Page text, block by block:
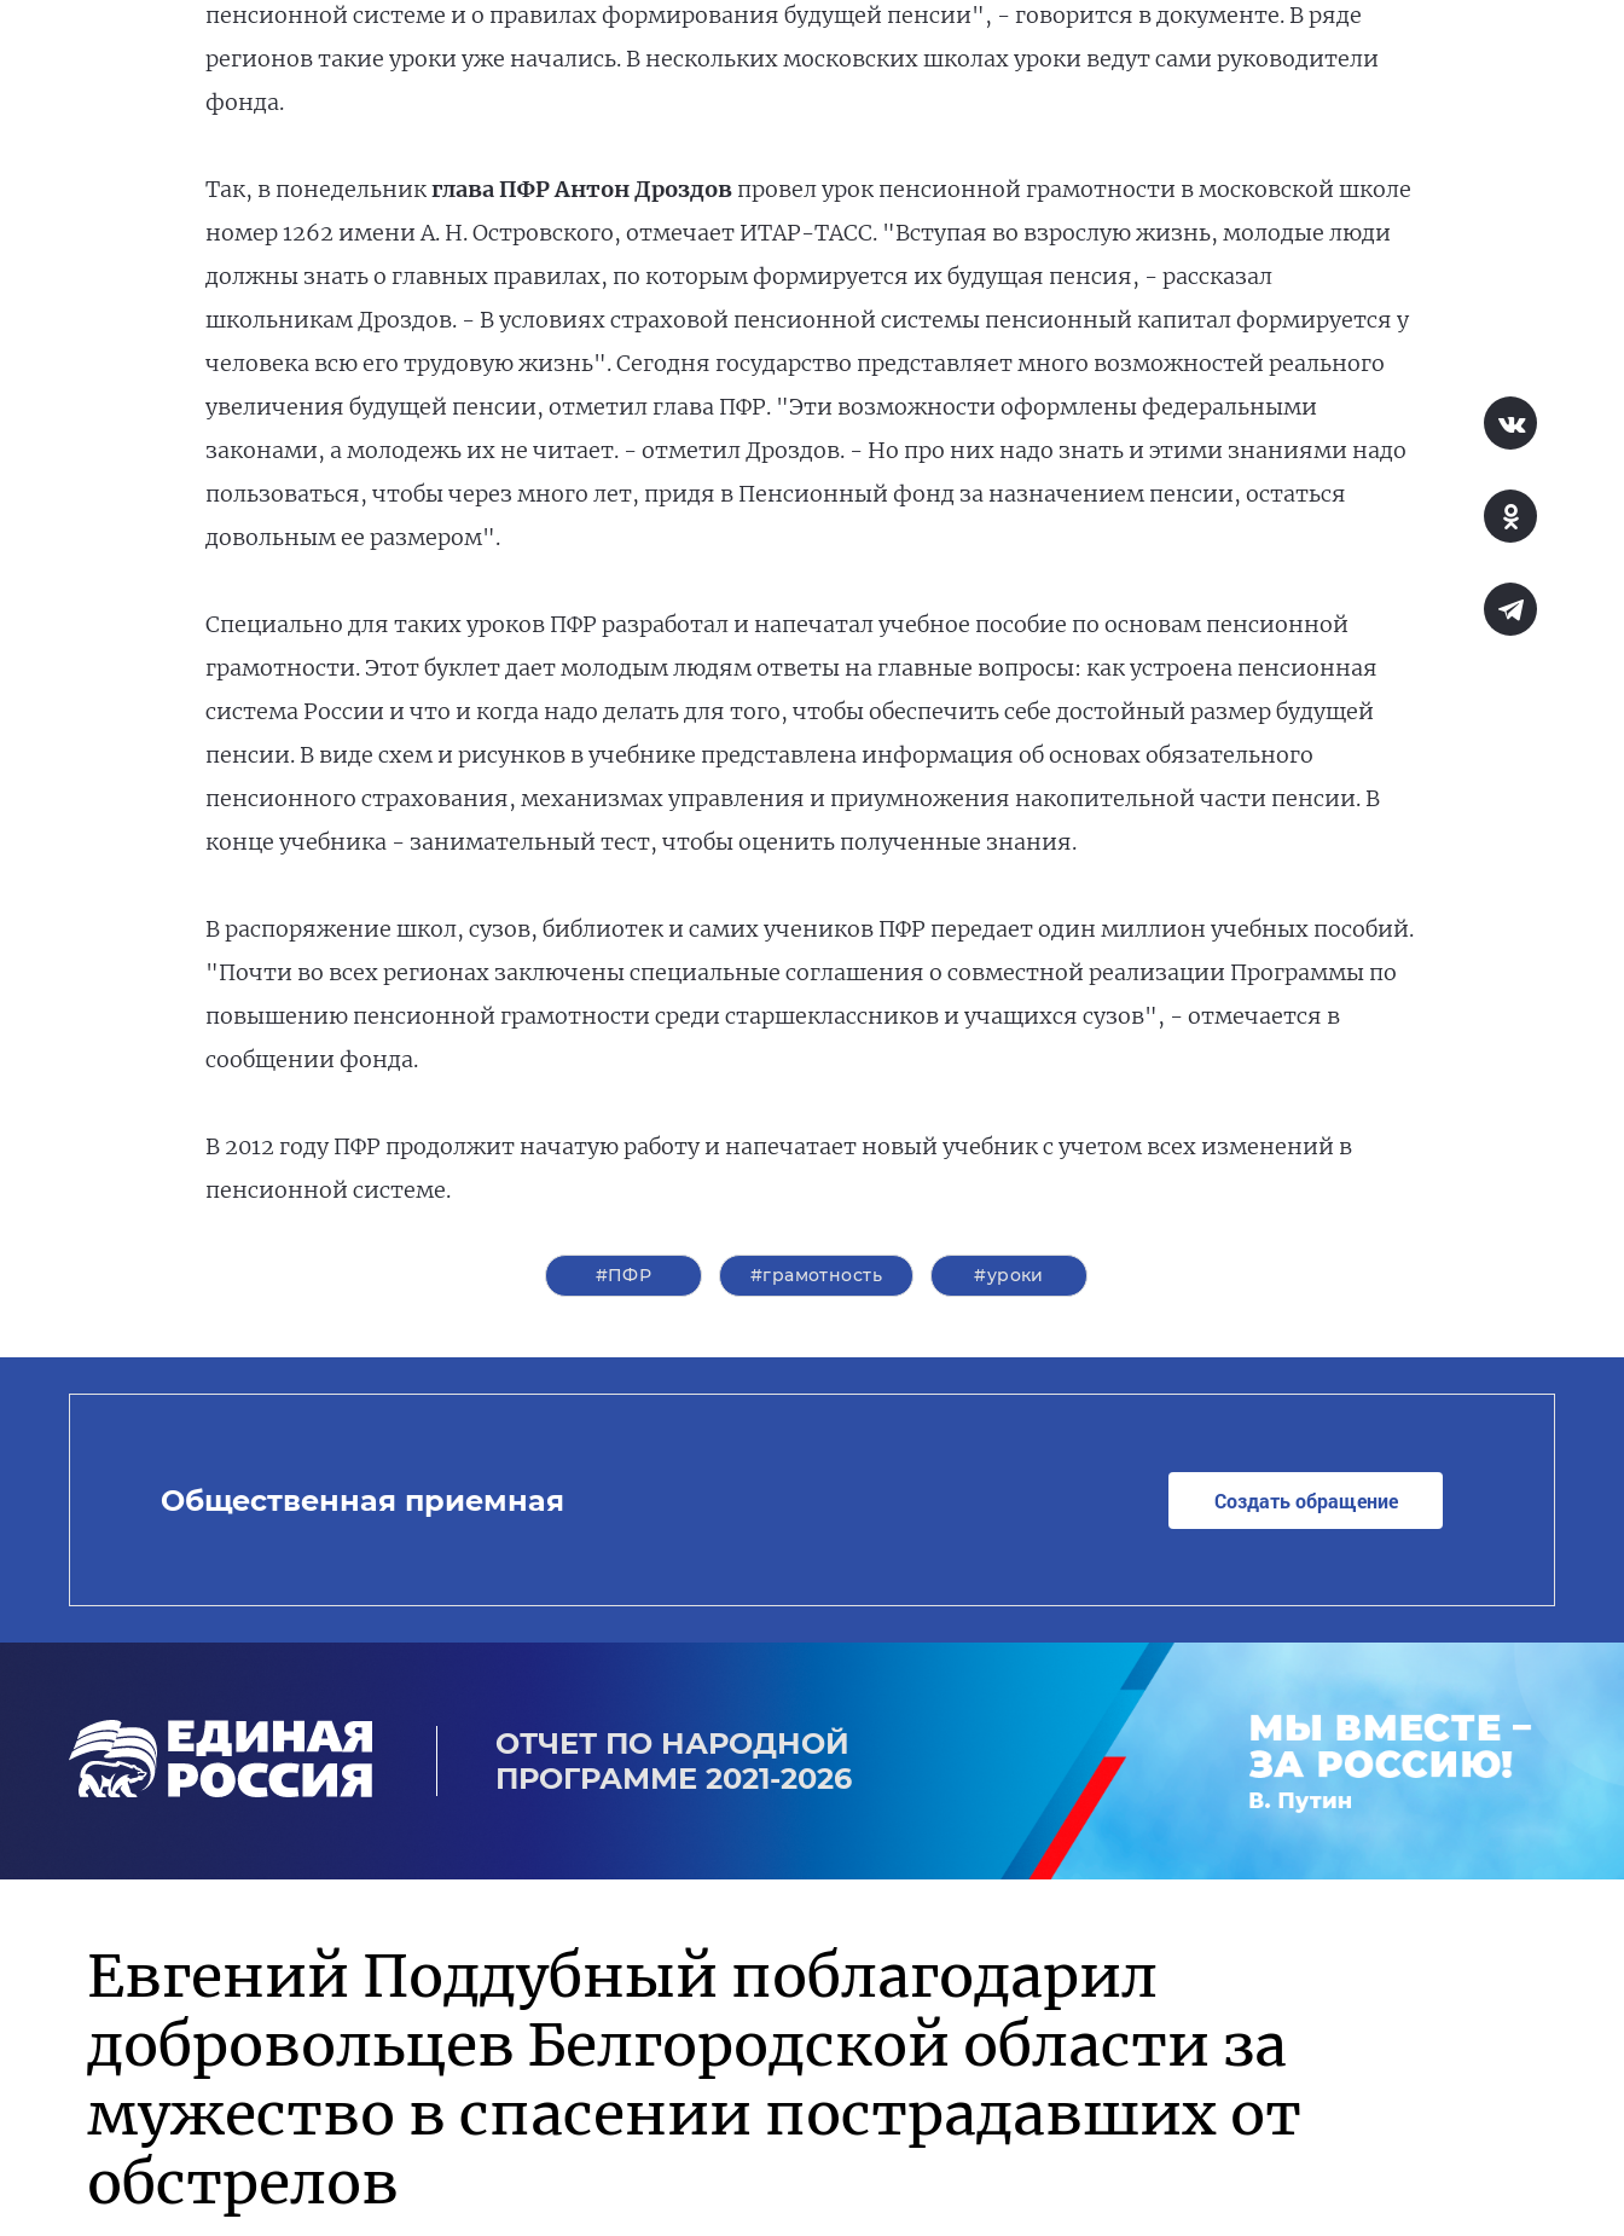
пенсионной системе и о правилах формирования будущей пенсии", - говорится в документе. В ряде
регионов такие уроки уже начались. В нескольких московских школах уроки ведут сами руководители
фонда.
Так, в понедельникглава ПФР Антон Дроздовпровел урок пенсионной грамотности в московской школе
номер 1262 имени А. Н. Островского, отмечает ИТАР-ТАСС. "Вступая во взрослую жизнь, молодые люди
должны знать о главных правилах, по которым формируется их будущая пенсия, - рассказал
школьникам Дроздов. - В условиях страховой пенсионной системы пенсионный капитал формируется у
человека всю его трудовую жизнь". Сегодня государство представляет много возможностей реального
увеличения будущей пенсии, отметил глава ПФР. "Эти возможности оформлены федеральными
законами, а молодежь их не читает. - отметил Дроздов. - Но про них надо знать и этими знаниями надо
пользоваться, чтобы через много лет, придя в Пенсионный фонд за назначением пенсии, остаться
довольным ее размером".
Специально для таких уроков ПФР разработал и напечатал учебное пособие по основам пенсионной
грамотности. Этот буклет дает молодым людям ответы на главные вопросы: как устроена пенсионная
система России и что и когда надо делать для того, чтобы обеспечить себе достойный размер будущей
пенсии. В виде схем и рисунков в учебнике представлена информация об основах обязательного
пенсионного страхования, механизмах управления и приумножения накопительной части пенсии. В
конце учебника - занимательный тест, чтобы оценить полученные знания.
В распоряжение школ, сузов, библиотек и самих учеников ПФР передает один миллион учебных пособий.
"Почти во всех регионах заключены специальные соглашения о совместной реализации Программы по
повышению пенсионной грамотности среди старшеклассников и учащихся сузов", - отмечается в
сообщении фонда.
В 2012 году ПФР продолжит начатую работу и напечатает новый учебник с учетом всех изменений в
пенсионной системе.
#ПФР #грамотность #уроки
Общественная приемная Создать обращение
ОТЧЕТ ПО НАРОДНОЙ
ПРОГРАММЕ 2021-2026
Евгений Поддубный поблагодарил
добровольцев Белгородской области за
мужество в спасении пострадавших от
обстрелов